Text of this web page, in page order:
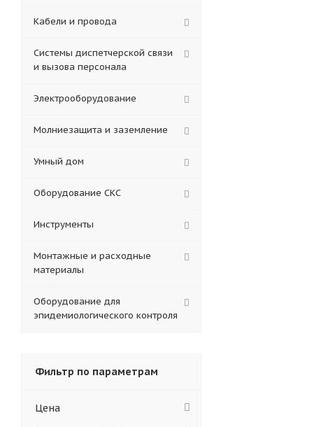
Кабели и провода
Системы диспетчерской связи
и вызова персонала
Электрооборудование
Молниезащита и заземление
Умный дом
Оборудование СКС
Инструменты
Монтажные и расходные
материалы
Оборудование для
эпидемиологического контроля
Фильтр по параметрам
Цена